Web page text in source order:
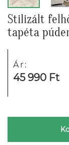
Stilizált
tapéta
Ár:
45 990 Ft